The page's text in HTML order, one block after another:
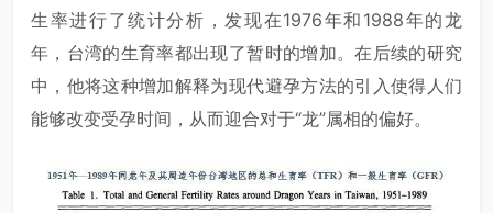
生率进行了统计分析，发现在1976年和1988年的龙
年，台湾的生育率都出现了暂时的增加。在后续的研究
中，他将这种增加解释为现代避孕方法的引入使得人们
能够改变受孕时间，从而迎合对于“龙”属相的偏好。